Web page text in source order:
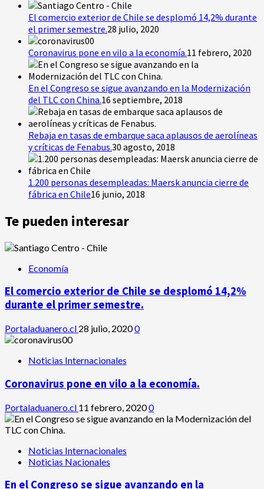
El comercio exterior de Chile se desplomó 14,2% durante
el primer semestre.28 julio, 2020
Coronavirus pone en vilo a la economía.11 febrero, 2020
En el Congreso se sigue avanzando en la Modernización
del TLC con China.16 septiembre, 2018
Rebaja en tasas de embarque saca aplausos de aerolíneas
y críticas de Fenabus.30 agosto, 2018
1.200 personas desempleadas: Maersk anuncia cierre de
fábrica en Chile16 junio, 2018
Te pueden interesar
Economía
El comercio exterior de Chile se desplomó 14,2%
durante el primer semestre.
Portaladuanero.cl 28 julio, 20200
Noticias Internacionales
Coronavirus pone en vilo a la economía.
Portaladuanero.cl 11 febrero, 20200
Noticias Internacionales
Noticias Nacionales
En el Congreso se sigue avanzando en la